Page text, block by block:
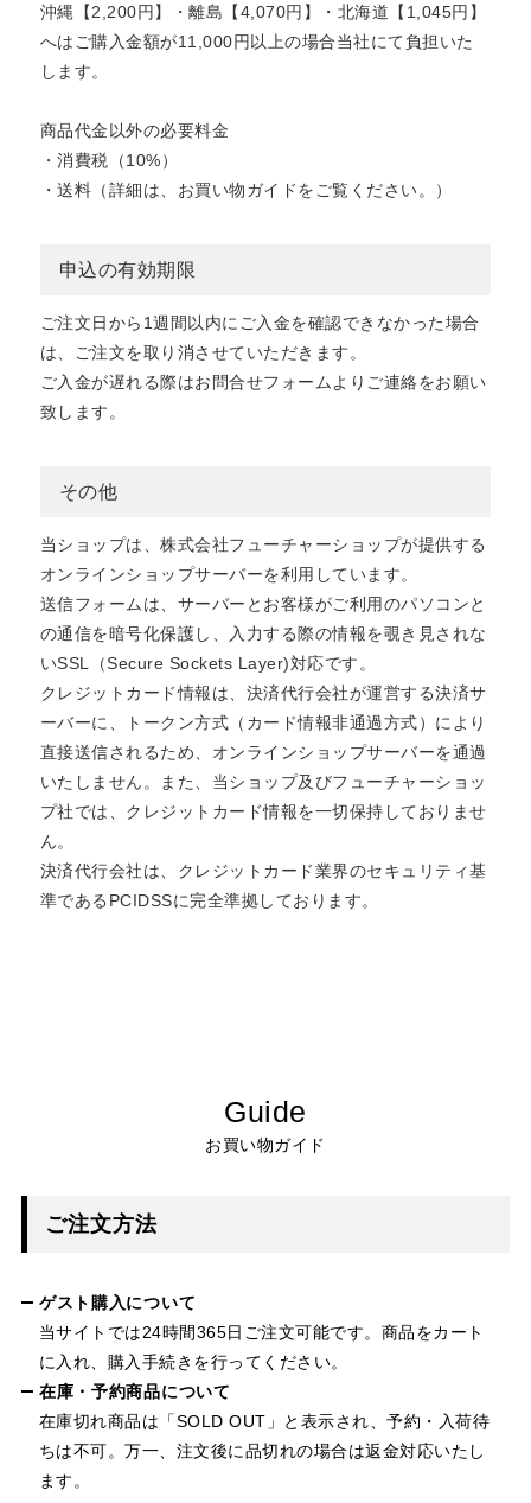
沖縄【2,200円】・離島【4,070円】・北海道【1,045円】
へはご購入金額が11,000円以上の場合当社にて負担いた
します。
商品代金以外の必要料金
・消費税（10%）
・送料（詳細は、お買い物ガイドをご覧ください。）
申込の有効期限
ご注文日から1週間以内にご入金を確認できなかった場合
は、ご注文を取り消させていただきます。
ご入金が遅れる際はお問合せフォームよりご連絡をお願い
致します。
その他
当ショップは、株式会社フューチャーショップが提供する
オンラインショップサーバーを利用しています。
送信フォームは、サーバーとお客様がご利用のパソコンと
の通信を暗号化保護し、入力する際の情報を覗き見されな
いSSL（Secure Sockets Layer)対応です。
クレジットカード情報は、決済代行会社が運営する決済サ
ーバーに、トークン方式（カード情報非通過方式）により
直接送信されるため、オンラインショップサーバーを通過
いたしません。また、当ショップ及びフューチャーショッ
プ社では、クレジットカード情報を一切保持しておりませ
ん。
決済代行会社は、クレジットカード業界のセキュリティ基
準であるPCIDSSに完全準拠しております。
Guide
お買い物ガイド
ご注文方法
ゲスト購入について
当サイトでは24時間365日ご注文可能です。商品をカート
に入れ、購入手続きを行ってください。
在庫・予約商品について
在庫切れ商品は「SOLD OUT」と表示され、予約・入荷待
ちは不可。万一、注文後に品切れの場合は返金対応いたし
ます。